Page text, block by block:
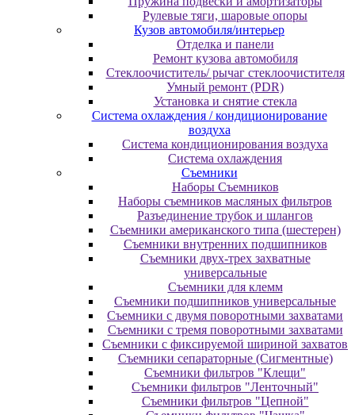
Рулевые тяги, шаровые опоры
Кузов автомобиля/интерьер
Отделка и панели
Ремонт кузова автомобиля
Стеклоочиститель/ рычаг стеклоочистителя
Умный ремонт (PDR)
Установка и снятие стекла
Система охлаждения / кондиционирование
воздуха
Система кондиционирования воздуха
Система охлаждения
Съемники
Наборы Съемников
Наборы съемников масляных фильтров
Разъединение трубок и шлангов
Съемники американского типа (шестерен)
Съемники внутренних подшипников
Съемники двух-трех захватные
универсальные
Съемники для клемм
Съемники подшипников универсальные
Съемники с двумя поворотными захватами
Съемники с тремя поворотными захватами
Съемники с фиксируемой шириной захватов
Съемники сепараторные (Сигментные)
Съемники фильтров "Клещи"
Съемники фильтров "Ленточный"
Съемники фильтров "Цепной"